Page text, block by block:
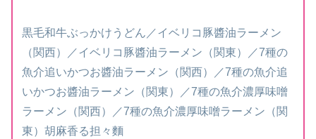
黒毛和牛ぶっかけうどん／イベリコ豚醬油ラーメン
（関西）／イベリコ豚醬油ラーメン（関東）／7種の
魚介追いかつお醬油ラーメン（関西）／7種の魚介追
いかつお醬油ラーメン（関東）／7種の魚介濃厚味噌
ラーメン（関西）／7種の魚介濃厚味噌ラーメン（関
東）胡麻香る担々麵